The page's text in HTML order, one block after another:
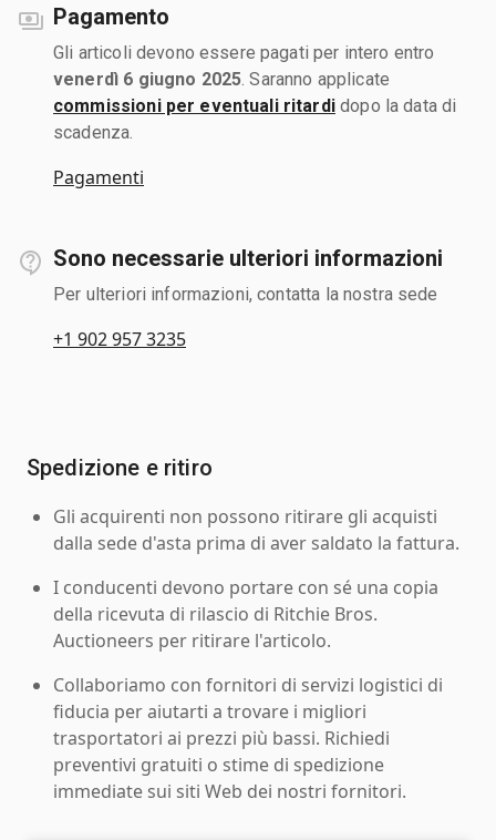
Pagamento
Gli articoli devono essere pagati per intero entro
venerdì 6 giugno 2025 . Saranno applicate
commissioni per eventuali ritardidopo la data di
scadenza.
Pagamenti
Sono necessarie ulteriori informazioni
Per ulteriori informazioni, contatta la nostra sede
+1 902 957 3235
Spedizione e ritiro
Gli acquirenti non possono ritirare gli acquisti
dalla sede d'asta prima di aver saldato la fattura.
I conducenti devono portare con sé una copia
della ricevuta di rilascio di Ritchie Bros.
Auctioneers per ritirare l'articolo.
Collaboriamo con fornitori di servizi logistici di
fiducia per aiutarti a trovare i migliori
trasportatori ai prezzi più bassi. Richiedi
preventivi gratuiti o stime di spedizione
immediate sui siti Web dei nostri fornitori.